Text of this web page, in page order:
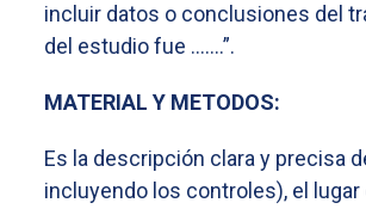
incluir datos o conclusiones del
del estudio fue .......”.
MATERIAL Y METODOS:
Es la descripción clara y precisa
incluyendo los controles), el